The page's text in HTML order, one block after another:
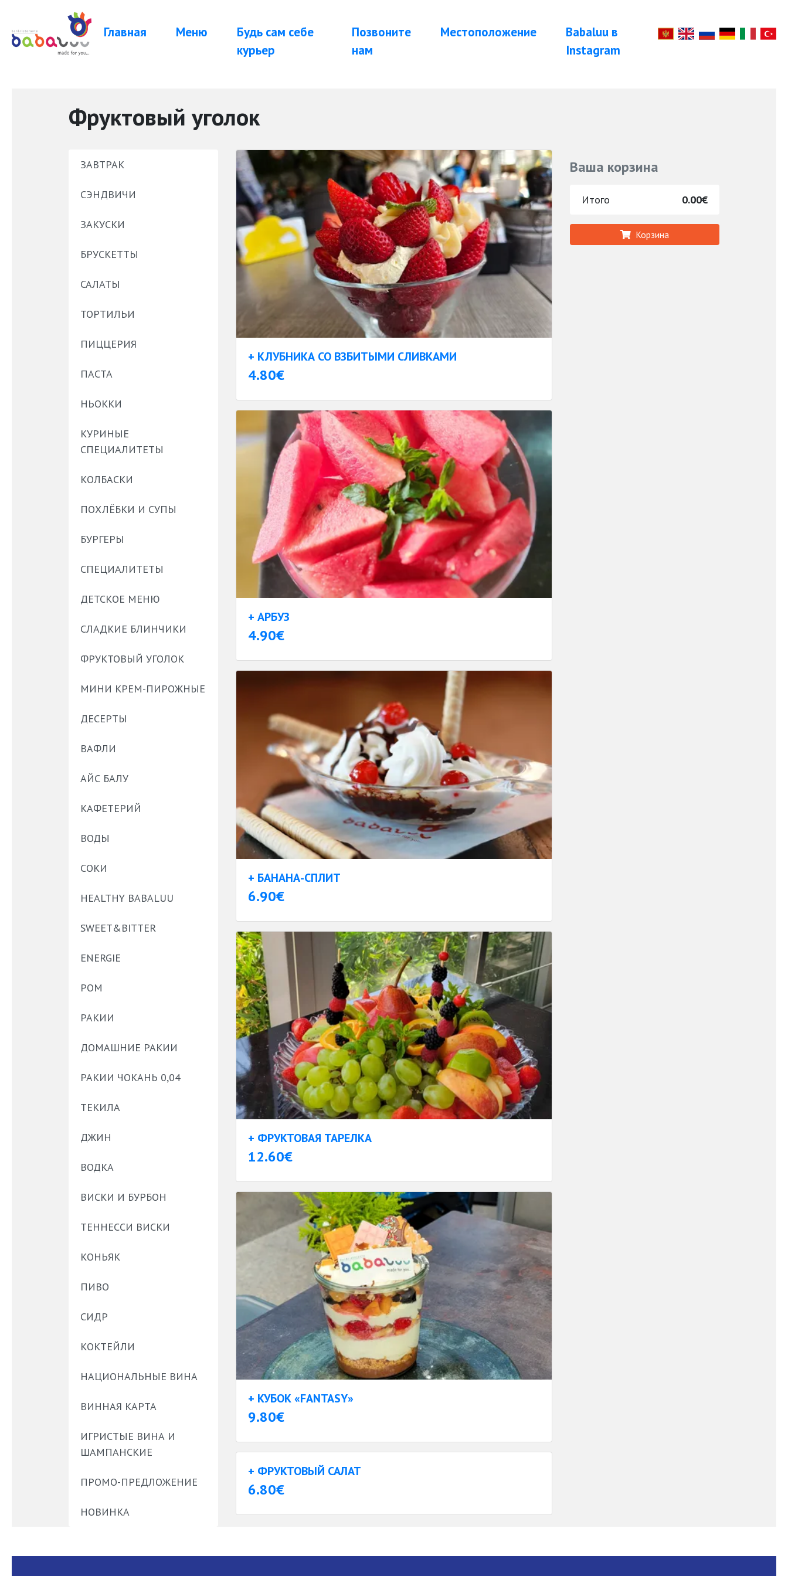
Главная Меню
Будь сам себе
курьер
Позвоните
нам
Местоположение
Babaluu в
Instagram
Фруктовый уголок
ЗАВТРАК
СЭНДВИЧИ
ЗАКУСКИ
БРУСКЕТТЫ
САЛАТЫ
ТОРТИЛЬИ
ПИЦЦЕРИЯ
ПАСТА
НЬОККИ
КУРИНЫЕ
СПЕЦИАЛИТЕТЫ
КОЛБАСКИ
ПОХЛЁБКИ И СУПЫ
БУРГЕРЫ
СПЕЦИАЛИТЕТЫ
ДЕТСКОЕ МЕНЮ
СЛАДКИЕ БЛИНЧИКИ
ФРУКТОВЫЙ УГОЛОК
МИНИ КРЕМ-ПИРОЖНЫЕ
ДЕСЕРТЫ
ВАФЛИ
АЙС БАЛУ
КАФЕТЕРИЙ
ВОДЫ
СОКИ
HEALTHY BABALUU
SWEET&BITTER
ENERGIE
РОМ
РАКИИ
ДОМАШНИЕ РАКИИ
РАКИИ ЧОКАНЬ 0,04
ТЕКИЛА
ДЖИН
ВОДКА
ВИСКИ И БУРБОН
ТЕННЕССИ ВИСКИ
КОНЬЯК
ПИВО
СИДР
КОКТЕЙЛИ
НАЦИОНАЛЬНЫЕ ВИНА
ВИННАЯ КАРТА
ИГРИСТЫЕ ВИНА И
ШАМПАНСКИЕ
ПРОМО-ПРЕДЛОЖЕНИЕ
НОВИНКА
Ваша корзина
Итого 0.00€
Корзина
+ КЛУБНИКА СО ВЗБИТЫМИ СЛИВКАМИ
4.80€
+ АРБУЗ
4.90€
+ БАНАНА-СПЛИТ
6.90€
+ ФРУКТОВАЯ ТАРЕЛКА
12.60€
+ КУБОК «FANTASY»
9.80€
+ ФРУКТОВЫЙ САЛАТ
6.80€